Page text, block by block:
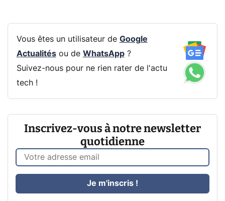
Vous êtes un utilisateur de Google
Actualitésou de WhatsApp?
Suivez-nous pour ne rien rater de l'actu
tech !
Inscrivez-vous à notre newsletter
quotidienne
Je m'inscris !